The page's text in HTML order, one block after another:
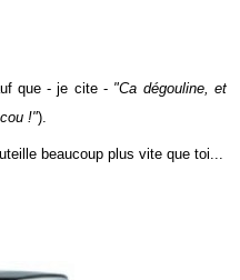
que - je cite - "Ca dégouline, et
!").
beaucoup plus vite que toi...